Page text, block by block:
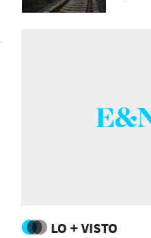
LO + VISTO